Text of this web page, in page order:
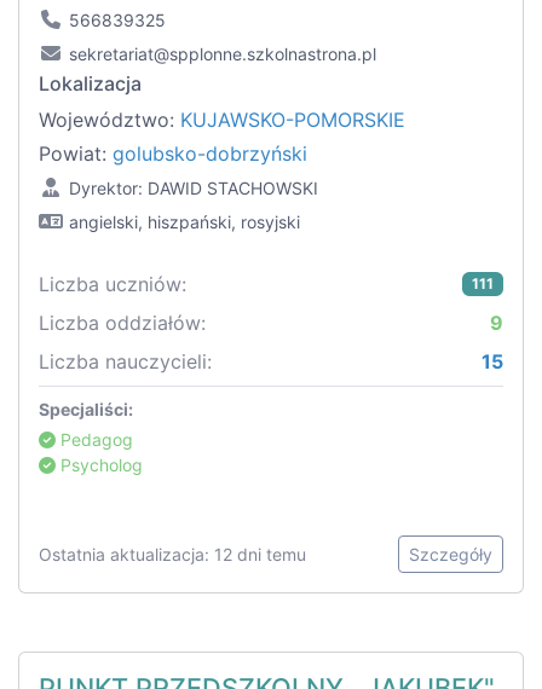
566839325
sekretariat@spplonne.szkolnastrona.pl
Lokalizacja
Województwo: KUJAWSKO-POMORSKIE
Powiat: golubsko-dobrzyński
Dyrektor: DAWID STACHOWSKI
angielski, hiszpański, rosyjski
Liczba uczniów: 111
Liczba oddziałów:
9
Liczba nauczycieli:
15
Specjaliści:
Pedagog
Psycholog
Ostatnia aktualizacja: 12 dni temu Szczegóły